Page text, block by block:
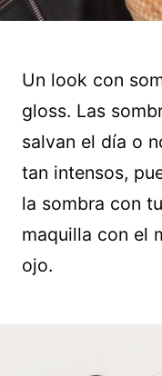
Un look con
gloss. Las
salvan el día o
tan intensos,
la sombra con
maquilla con el
ojo.